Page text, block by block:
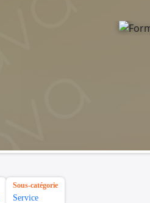
Sous-catégorie
Service